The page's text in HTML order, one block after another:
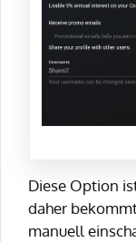
Diese Option
daher
manuell